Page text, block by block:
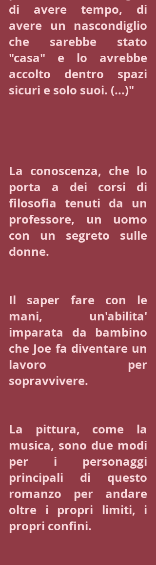
di avere tempo, di
avere un nascondiglio
che sarebbe stato
"casa" e lo avrebbe
accolto dentro spazi
sicuri e solo suoi. (...)"
La conoscenza, che lo
porta a dei corsi di
filosofia tenuti da un
professore, un uomo
con un segreto sulle
donne.
Il saper fare con le
mani, un'abilita'
imparata da bambino
che Joe fa diventare un
lavoro per
sopravvivere.
La pittura, come la
musica, sono due modi
per i personaggi
principali di questo
romanzo per andare
oltre i propri limiti, i
propri confini.